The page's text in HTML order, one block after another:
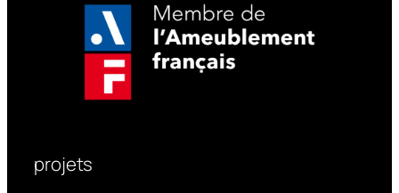
durables et qualitatifs.
projets